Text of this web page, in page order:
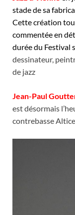
stade de sa
Cette création
commentée en
durée du Festival
dessinateur,
de jazz
Jean-Paul
est désormais
contrebasse